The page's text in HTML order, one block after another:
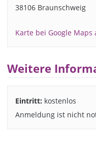
38106 Braunschweig
Karte bei Google Maps
Weitere
Eintritt: kostenlos
Anmeldung ist nicht